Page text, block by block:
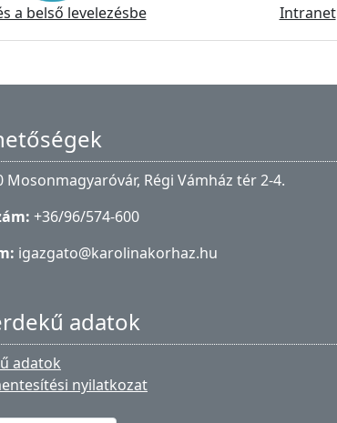
a belső levelezésbe Intranet
Mosonmagyaróvár, Régi Vámház tér 2-4.
+36/96/574-600
igazgato@karolinakorhaz.hu
adatok
adatok
nyilatkozat